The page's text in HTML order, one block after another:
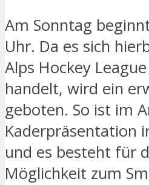
Am Sonntag
Uhr. Da es sich
Alps Hockey
handelt, wird ein
geboten. So ist im
Kaderpräsentation
und es besteht für
Möglichkeit zum